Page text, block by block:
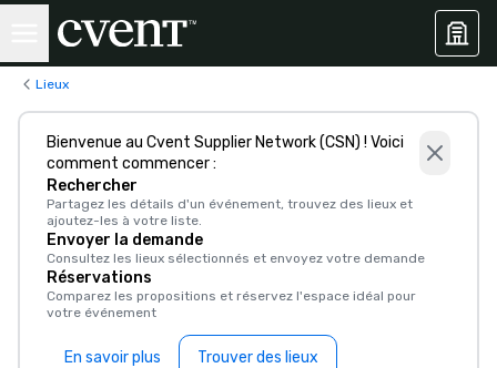
Lieux
Bienvenue au Cvent Supplier Network (CSN) ! Voici
comment commencer :
Rechercher
Partagez les détails d'un événement, trouvez des lieux et
ajoutez-les à votre liste.
Envoyer la demande
Consultez les lieux sélectionnés et envoyez votre demande
Réservations
Comparez les propositions et réservez l'espace idéal pour
votre événement
En savoir plus Trouver des lieux